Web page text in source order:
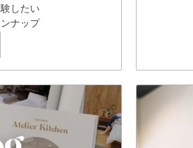
したい
ナップ